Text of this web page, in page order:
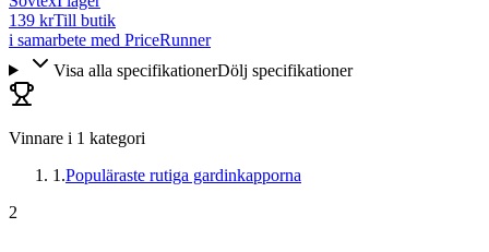
139 krTill butik
i samarbete med PriceRunner
Visa alla specifikationerDölj specifikationer
Vinnare i 1 kategori
1 .Populäraste rutiga gardinkapporna
2